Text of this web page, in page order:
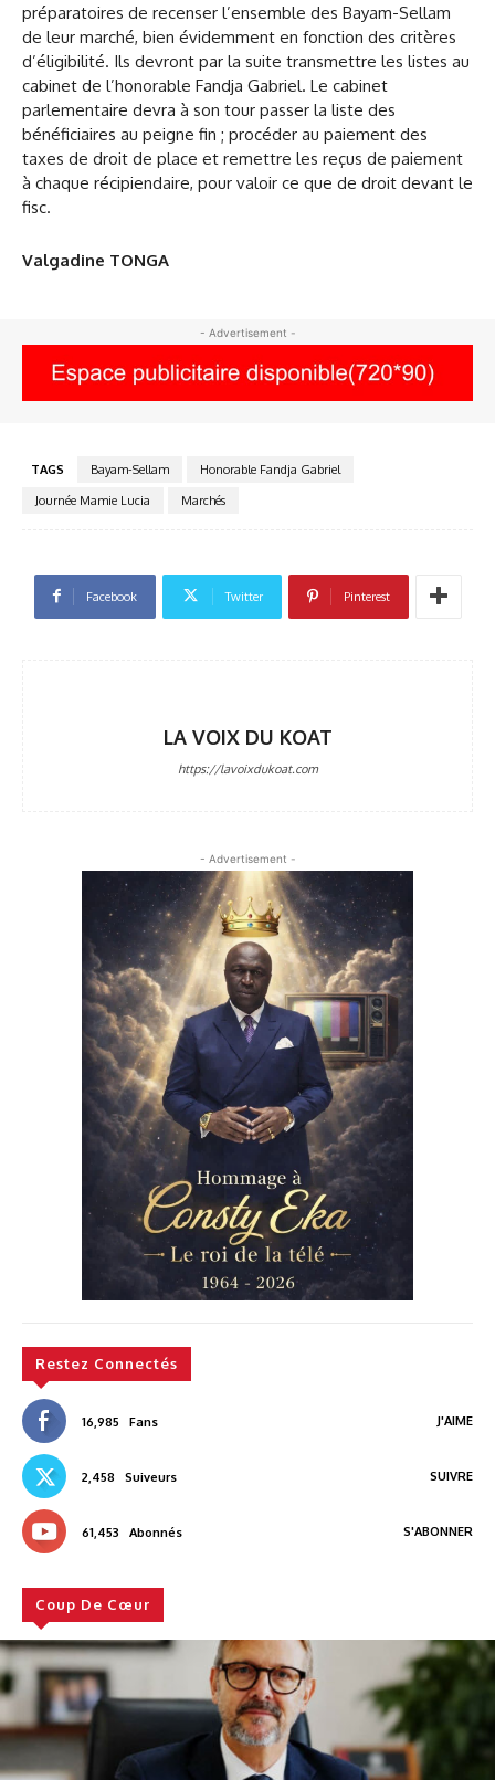
préparatoires de recenser l’ensemble des Bayam-Sellam
de leur marché, bien évidemment en fonction des critères
d’éligibilité. Ils devront par la suite transmettre les listes au
cabinet de l’honorable Fandja Gabriel. Le cabinet
parlementaire devra à son tour passer la liste des
bénéficiaires au peigne fin ; procéder au paiement des
taxes de droit de place et remettre les reçus de paiement
à chaque récipiendaire, pour valoir ce que de droit devant le
fisc.
Valgadine TONGA
- Advertisement -
TAGS Bayam-Sellam
Honorable Fandja Gabriel
Journée Mamie Lucia
Marchés
Facebook Twitter Pinterest
LA VOIX DU KOAT
https://lavoixdukoat.com
- Advertisement -
Restez Connectés
16,985 Fans J'AIME
2,458 Suiveurs SUIVRE
61,453 Abonnés S'ABONNER
Coup De Cœur